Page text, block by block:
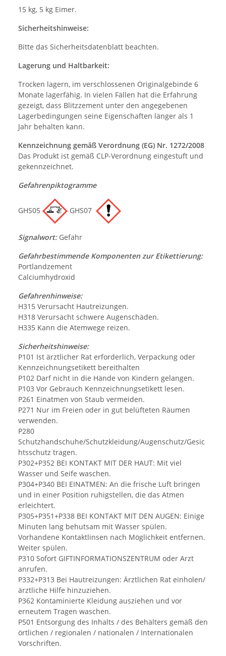
15 kg, 5 kg Eimer.
Sicherheitshinweise:
Bitte das Sicherheitsdatenblatt beachten.
Lagerung und Haltbarkeit:
Trocken lagern, im verschlossenen Originalgebinde 6
Monate lagerfähig. In vielen Fällen hat die Erfahrung
gezeigt, dass Blitzzement unter den angegebenen
Lagerbedingungen seine Eigenschaften länger als 1
Jahr behalten kann.
Kennzeichnung gemäß Verordnung (EG) Nr. 1272/2008
Das Produkt ist gemäß CLP-Verordnung eingestuft und
gekennzeichnet.
Gefahrenpiktogramme
GHS05 GHS07
Signalwort:Gefahr
Gefahrbestimmende Komponenten zur Etikettierung:
Portlandzement
Calciumhydroxid
Gefahrenhinweise:
H315 Verursacht Hautreizungen.
H318 Verursacht schwere Augenschäden.
H335 Kann die Atemwege reizen.
Sicherheitshinweise:
P101 Ist ärztlicher Rat erforderlich, Verpackung oder
Kennzeichnungsetikett bereithalten
P102 Darf nicht in die Hände von Kindern gelangen.
P103 Vor Gebrauch Kennzeichnungsetikett lesen.
P261 Einatmen von Staub vermeiden.
P271 Nur im Freien oder in gut belüfteten Räumen
verwenden.
P280
Schutzhandschuhe/Schutzkleidung/Augenschutz/Gesic
htsschutz tragen.
P302+P352 BEI KONTAKT MIT DER HAUT: Mit viel
Wasser und Seife waschen.
P304+P340 BEI EINATMEN: An die frische Luft bringen
und in einer Position ruhigstellen, die das Atmen
erleichtert.
P305+P351+P338 BEI KONTAKT MIT DEN AUGEN: Einige
Minuten lang behutsam mit Wasser spülen.
Vorhandene Kontaktlinsen nach Möglichkeit entfernen.
Weiter spülen.
P310 Sofort GIFTINFORMATIONSZENTRUM oder Arzt
anrufen.
P332+P313 Bei Hautreizungen: Ärztlichen Rat einholen/
ärztliche Hilfe hinzuziehen.
P362 Kontaminierte Kleidung ausziehen und vor
erneutem Tragen waschen.
P501 Entsorgung des Inhalts / des Behälters gemäß den
örtlichen / regionalen / nationalen / Internationalen
Vorschriften.